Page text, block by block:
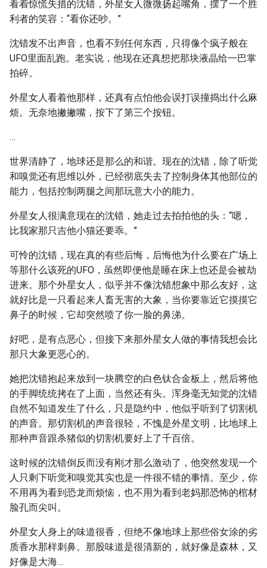
看着惊慌失措的沈错，外星女人微微扬起嘴角，摆了一个胜
利者的笑容：“看你还吵。”
沈错发不出声音，也看不到任何东西，只得像个疯子般在
UFO里面乱跑。老实说，他现在还真想把那块液晶给一巴掌
拍碎。
外星女人看着他那样，还真有点怕他会误打误撞捣出什么麻
烦。无奈地撇撇嘴，按下了第三个按钮。
…
世界清静了，地球还是那么的和谐。现在的沈错，除了听觉
和嗅觉还有思维以外，已经彻底失去了控制身体其他部位的
能力，包括控制两腿之间那玩意大小的能力。
外星女人很满意现在的沈错，她走过去拍拍他的头：“嗯，
比我家那只吉他小猫还要乖。”
可怜的沈错，现在真的有些后悔，后悔他为什么要在广场上
等那什么该死的UFO，虽然即便他是睡在床上也还是会被劫
进来。那个外星女人，似乎并不像沈错想象中那么友好，这
就好比是一只看起来人畜无害的大象，当你要靠近它摸摸它
鼻子的时候，它却突然喷了你一脸的鼻涕。
好吧，是有点恶心，但接下来那外星女人做的事情我想会比
那只大象更恶心的。
她把沈错抱起来放到一块腾空的白色钛合金板上，然后将他
的手脚统统拷在了上面，当然还有头。浑身毫无知觉的沈错
自然不知道发生了什么，只是隐约中，他似乎听到了切割机
的声音。那切割机的声音很轻，不愧是外星文明，比地球上
那种声音跟杀猪似的切割机要好上了千百倍。
这时候的沈错倒反而没有刚才那么激动了，他突然发现一个
人只剩下听觉和嗅觉其实也是一件很不错的事情。至少，你
不用再为看到恐龙而烦恼，也不用为看到老妈那恐怖的棺材
脸孔而尖叫。
外星女人身上的味道很香，但绝不像地球上那些俗女涂的劣
质香水那样刺鼻。那股味道是很清新的，就好像是森林，又
好像是大海…